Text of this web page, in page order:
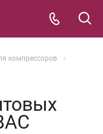
компрессоров